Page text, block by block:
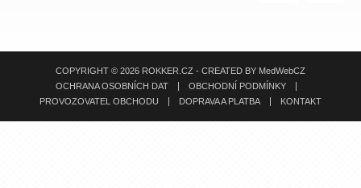
COPYRIGHT © 2026 ROKKER.CZ - CREATED BY MedWebCZ
OCHRANA OSOBNÍCH DAT
OBCHODNÍ PODMÍNKY
PROVOZOVATEL OBCHODU
DOPRAVA A PLATBA KONTAKT